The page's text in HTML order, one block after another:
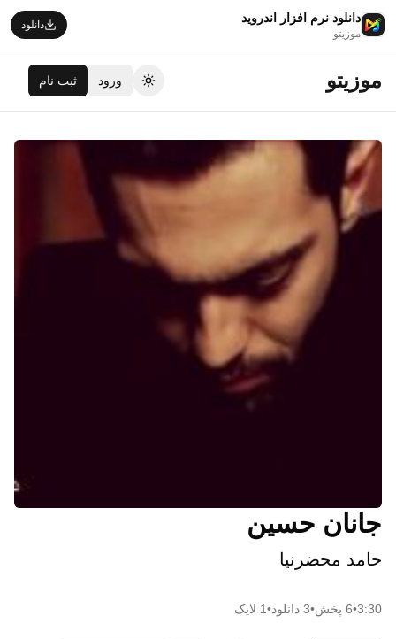
دانلود نرم افزار اندروید
موزیتو
دانلود
موزیتو تغییر تم
ورود ثبت نام
جانان حسین
حامد محضرنیا
3:30
•
6 پخش•
3 دانلود•
1 لایک